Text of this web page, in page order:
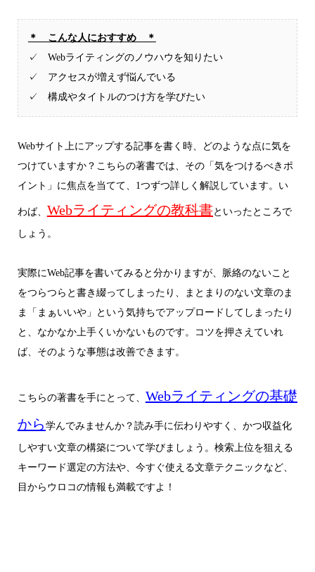
＊ こんな人におすすめ ＊
✓ Webライティングのノウハウを知りたい
✓ アクセスが増えず悩んでいる
✓ 構成やタイトルのつけ方を学びたい
Webサイト上にアップする記事を書く時、どのような点に気を
つけていますか？こちらの著書では、その「気をつけるべきポ
イント」に焦点を当てて、1つずつ詳しく解説しています。い
わば、 Webライティングの教科書といったところで
しょう。
実際にWeb記事を書いてみると分かりますが、脈絡のないこと
をつらつらと書き綴ってしまったり、まとまりのない文章のま
ま「まぁいいや」という気持ちでアップロードしてしまったり
と、なかなか上手くいかないものです。コツを押さえていれ
ば、そのような事態は改善できます。
こちらの著書を手にとって、 Webライティングの基礎
から 学んでみませんか？読み手に伝わりやすく、かつ収益化
しやすい文章の構築について学びましょう。検索上位を狙える
キーワード選定の方法や、今すぐ使える文章テクニックなど、
目からウロコの情報も満載ですよ！